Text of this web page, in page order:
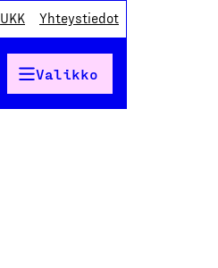
UKK Yhteystiedot
Valikko